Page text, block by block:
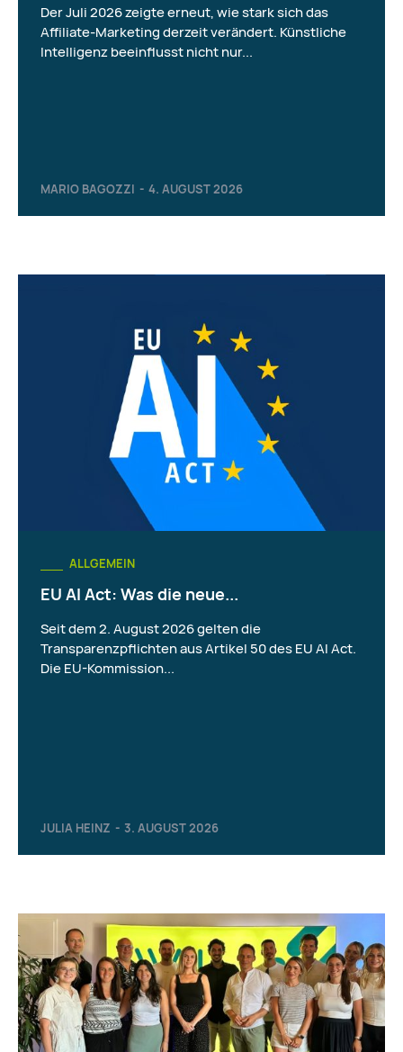
MARIO BAGOZZI - 4. AUGUST 2026
Der Juli 2026 zeigte erneut, wie stark sich das
Affiliate-Marketing derzeit verändert. Künstliche
Intelligenz beeinflusst nicht nur...
ALLGEMEIN
EU AI Act: Was die neue...
JULIA HEINZ - 3. AUGUST 2026
Seit dem 2. August 2026 gelten die
Transparenzpflichten aus Artikel 50 des EU AI Act.
Die EU-Kommission...